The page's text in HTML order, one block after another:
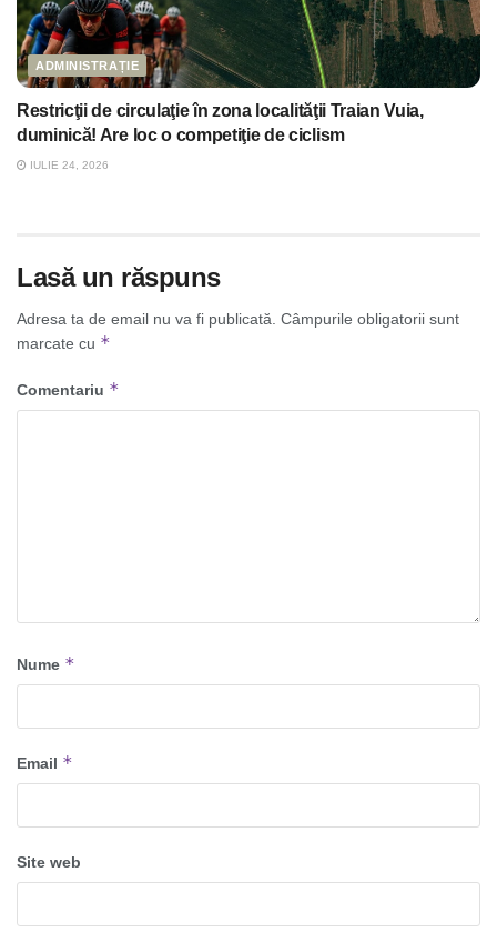
ADMINISTRAȚIE
Restricţii de circulaţie în zona localităţii Traian Vuia,
duminică! Are loc o competiţie de ciclism
IULIE 24, 2026
Lasă un răspuns
Adresa ta de email nu va fi publicată. Câmpurile obligatorii sunt
marcate cu *
Comentariu *
Nume *
Email *
Site web